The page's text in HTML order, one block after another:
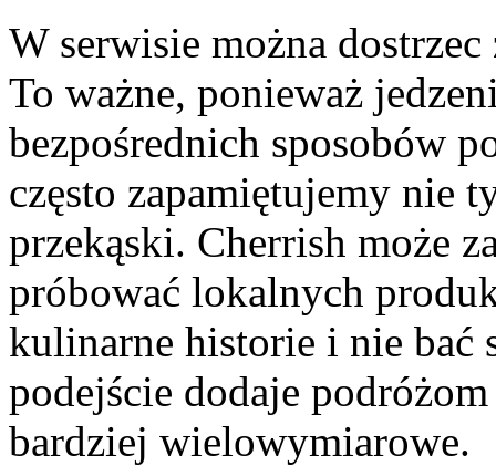
W serwisie można
To ważne, ponieważ
bezpośrednich sposobów
często zapamiętujemy nie
przekąski. Cherrish może
próbować lokalnych
kulinarne historie i nie bać
podejście dodaje
bardziej wielowymiarowe.